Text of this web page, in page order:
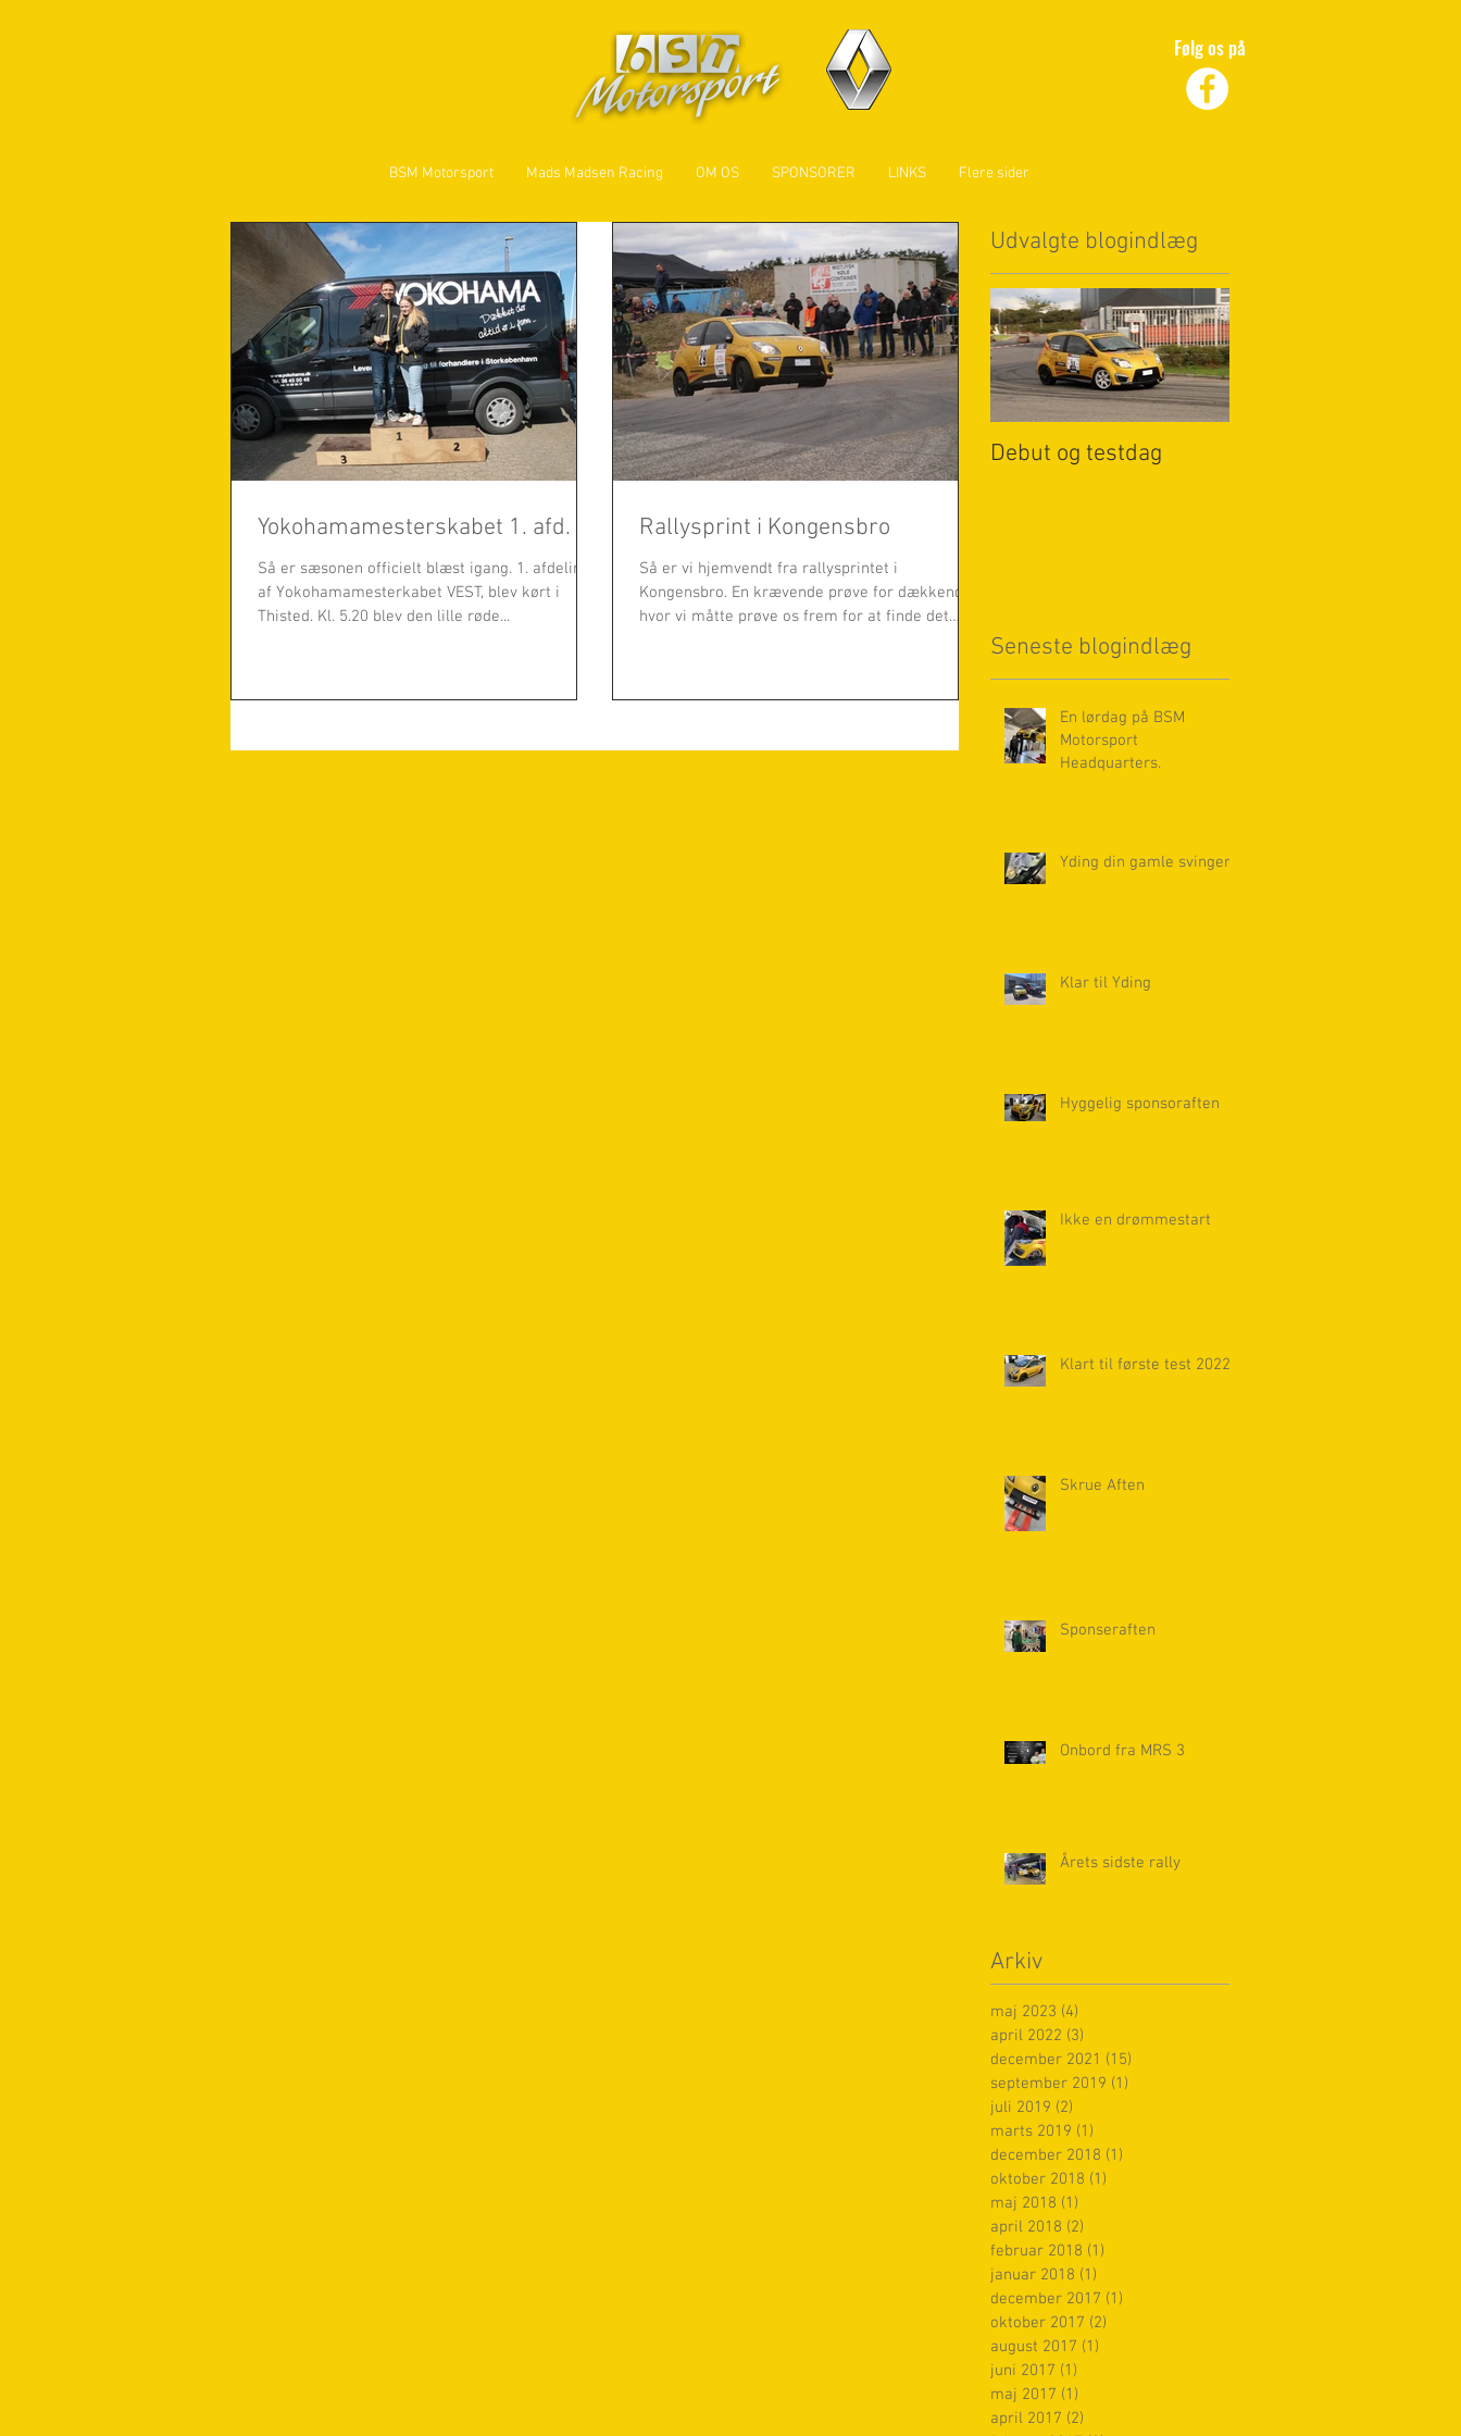
Følg os på
BSM Motorsport Mads Madsen Racing OM OS SPONSORER LINKS Flere sider
Yokohamamesterskabet 1. afd.
Så er sæsonen officielt blæst igang. 1. afdeling
af Yokohamamesterkabet VEST, blev kørt i
Thisted. Kl. 5.20 blev den lille røde...
Rallysprint i Kongensbro
Så er vi hjemvendt fra rallysprintet i
Kongensbro. En krævende prøve for dækkende,
hvor vi måtte prøve os frem for at finde det
Udvalgte blogindlæg
Debut og testdag
Seneste blogindlæg
En lørdag på BSM
Motorsport
Headquarters.
Yding din gamle svinger.
Klar til Yding
Hyggelig sponsoraften
Ikke en drømmestart
Klart til første test 2022
Skrue Aften
Sponseraften
Onbord fra MRS 3
Årets sidste rally
Arkiv
maj 2023 (4)
april 2022 (3)
december 2021 (15)
september 2019 (1)
juli 2019 (2)
marts 2019 (1)
december 2018 (1)
oktober 2018 (1)
maj 2018 (1)
april 2018 (2)
februar 2018 (1)
januar 2018 (1)
december 2017 (1)
oktober 2017 (2)
august 2017 (1)
juni 2017 (1)
maj 2017 (1)
april 2017 (2)